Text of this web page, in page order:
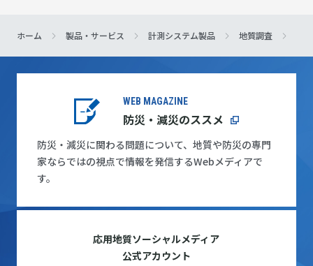
ホーム 製品・サービス 計測システム製品 地質調査
WEB MAGAZINE
防災・減災のススメ
防災・減災に関わる問題について、地質や防災の専門
家ならではの視点で情報を発信するWebメディアで
す。
応用地質ソーシャルメディア
公式アカウント